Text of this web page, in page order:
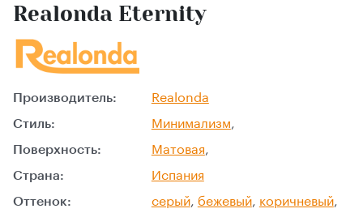
Realonda Eternity
Производитель:
Realonda
Стиль:
Минимализм,
Поверхность:
Матовая,
Страна:
Испания
Оттенок:
серый, бежевый, коричневый,